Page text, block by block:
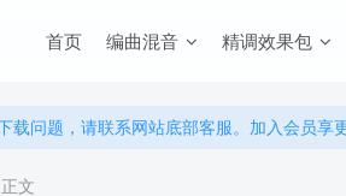
首页 编曲混音 精调效果包
联系网站客服处理，开通会员可解锁全站资
联系网站客服处理，开通会员可解锁全站资
载问题，请联系网站底部客服。加入会员享
正文